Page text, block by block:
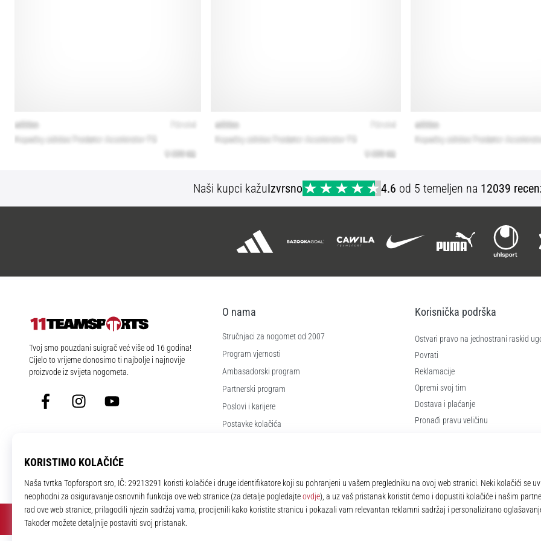
Naši kupci kažuIzvrsno 4.6 od 5 temeljen na 12039
11teamsports.hr
Tvoj smo pouzdani suigrač već više od 16 godina!
Cijelo to vrijeme donosimo ti najbolje i najnovije
proizvode iz svijeta nogometa.
FacebookInstagramYouTube
O nama
Stručnjaci za nogomet od 2007
Program vjernosti
Ambasadorski program
Partnerski program
Poslovi i karijere
Postavke kolačića
Korisnička podrška
Ostvari pravo na jednostrani raskid
Povrati
Reklamacije
Opremi svoj tim
Dostava i plaćanje
Pronađi pravu veličinu